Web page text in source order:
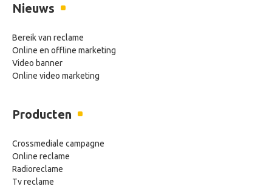
Nieuws
Bereik van reclame
Online en offline marketing
Video banner
Online video marketing
Producten
Crossmediale campagne
Online reclame
Radioreclame
Tv reclame